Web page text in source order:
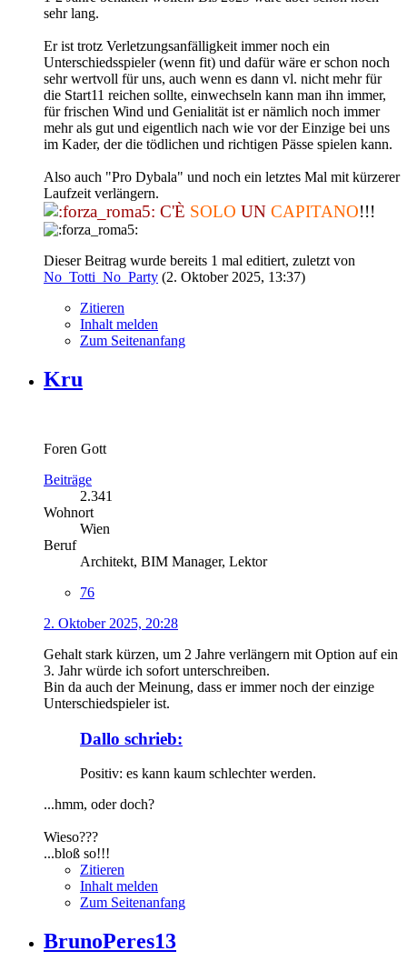
sehr lang.
Er ist trotz Verletzungsanfälligkeit immer noch ein
Unterschiedsspieler (wenn fit) und dafür wäre er schon noch
sehr wertvoll für uns, auch wenn es dann vl. nicht mehr für
die Start11 reichen sollte, einwechseln kann man ihn immer,
für frischen Wind und Genialität ist er nämlich noch immer
mehr als gut und eigentlich nach wie vor der Einzige bei uns
im Kader, der die tödlichen und richtigen Pässe spielen kann.
Also auch "Pro Dybala" und noch ein letztes Mal mit kürzerer
Laufzeit verlängern.
C'È SOLO UN CAPITANO!!!
Dieser Beitrag wurde bereits 1 mal editiert, zuletzt von
No_Totti_No_Party (2. Oktober 2025, 13:37)
Zitieren
Inhalt melden
Zum Seitenanfang
Kru
Foren Gott
Beiträge
2.341
Wohnort
Wien
Beruf
Architekt, BIM Manager, Lektor
76
2. Oktober 2025, 20:28
Gehalt stark kürzen, um 2 Jahre verlängern mit Option auf ein
3. Jahr würde ich sofort unterschreiben.
Bin da auch der Meinung, dass er immer noch der einzige
Unterschiedspieler ist.
Dallo schrieb:
Positiv: es kann kaum schlechter werden.
...hmm, oder doch?
Wieso???
...bloß so!!!
Zitieren
Inhalt melden
Zum Seitenanfang
BrunoPeres13